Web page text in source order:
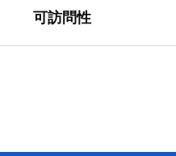
可訪問性